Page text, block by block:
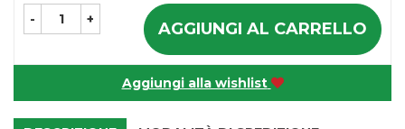
- + AGGIUNGI AL CARRELLO
Aggiungi alla wishlist